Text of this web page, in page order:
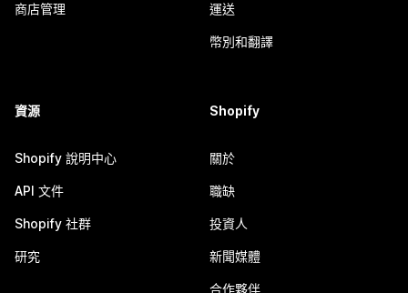
商店管理 運送
幣別和翻譯
資源
Shopify 說明中心
API 文件
Shopify 社群
研究
Shopify
關於
職缺
投資人
新聞媒體
合作夥伴